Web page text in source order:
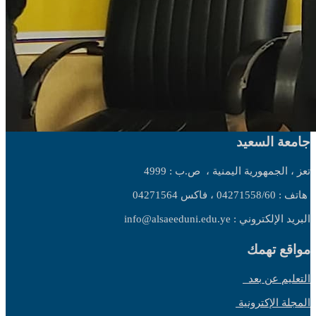
جامعة السعيد
تعز ، الجمهورية اليمنية ، ص.ب : 4999
هاتف : 04271558/60 ، فاكس 04271564
البريد الإلكتروني : info@alsaeeduni.edu.ye
مواقع تهمك
التعليم عن بعد
المجلة الإكترونية